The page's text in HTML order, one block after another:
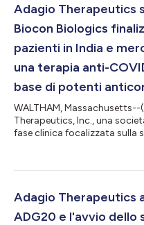
Development Corporation
commissario delegato agli a...
Adagio Therapeutics
Biocon Biologics
pazienti in India e
una terapia anti-
base di potenti
WALTHAM, Massachusetts--(
Therapeutics, Inc., una
fase clinica focalizzata sulla
pandemie, ha annunciato in
combattere la crisi in corso
meridionale. Biocon Biologics
Adagio Therapeutics
ADG20 e l'avvio dello